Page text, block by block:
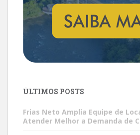
ÚLTIMOS POSTS
Frias Neto Amplia Equipe de
Atender Melhor a Demanda de